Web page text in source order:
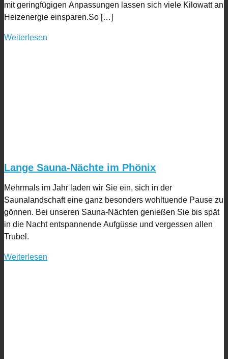
mit geringfügigen Anpassungen lassen sich viele Kilowatt an
Heizenergie einsparen.So […]
Weiterlesen
Lange Sauna-Nächte im Phönix
Mehrmals im Jahr laden wir Sie ein, sich in der
Saunalandschaft eine ganz besonders wohltuende Pause zu
gönnen. Bei unseren Sauna-Nächten genießen Sie bis spät
in die Nacht entspannende Aufgüsse und vergessen allen
Trubel.
Weiterlesen